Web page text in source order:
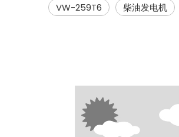
VW-259T6 柴油发电机